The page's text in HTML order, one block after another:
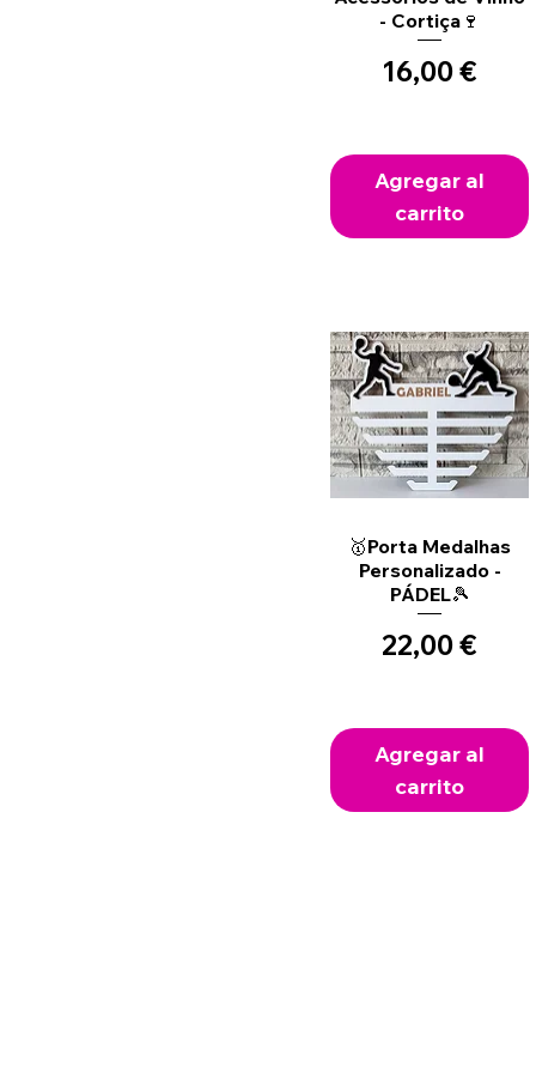
- Cortiça🍷
Precio
16,00 €
Agregar al
carrito
Vista rápida
🥇Porta Medalhas
Personalizado -
PÁDEL🎾
Precio
22,00 €
Agregar al
carrito